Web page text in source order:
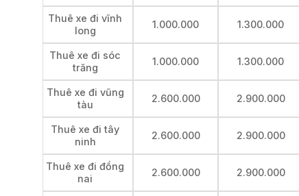
Thuê xe đi vĩnh
long
1.000.000 1.300.000
Thuê xe đi sóc
trăng
1.000.000 1.300.000
Thuê xe đi vũng
tàu
2.600.000 2.900.000
Thuê xe đi tây
ninh
2.600.000 2.900.000
Thuê xe đi đồng
nai
2.600.000 2.900.000